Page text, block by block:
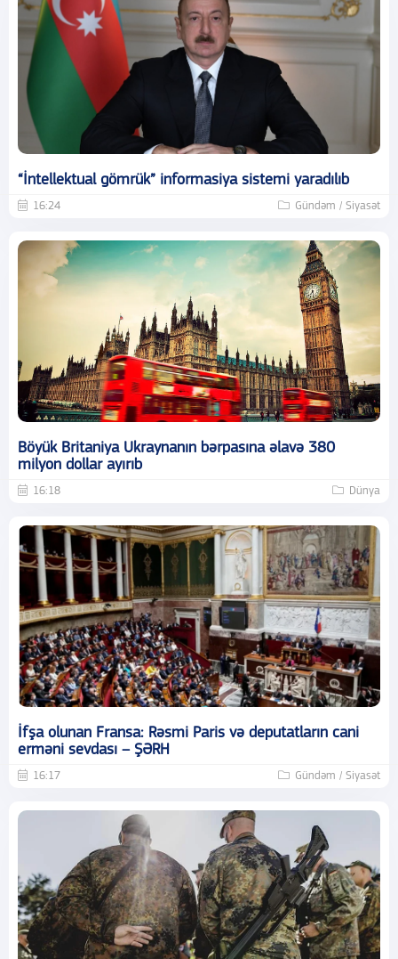
“İntellektual gömrük” informasiya sistemi yaradılıb
16:24 Gündəm / Siyasət
Böyük Britaniya Ukraynanın bərpasına əlavə 380
milyon dollar ayırıb
16:18 Dünya
İfşa olunan Fransa: Rəsmi Paris və deputatların cani
erməni sevdası – ŞƏRH
16:17 Gündəm / Siyasət